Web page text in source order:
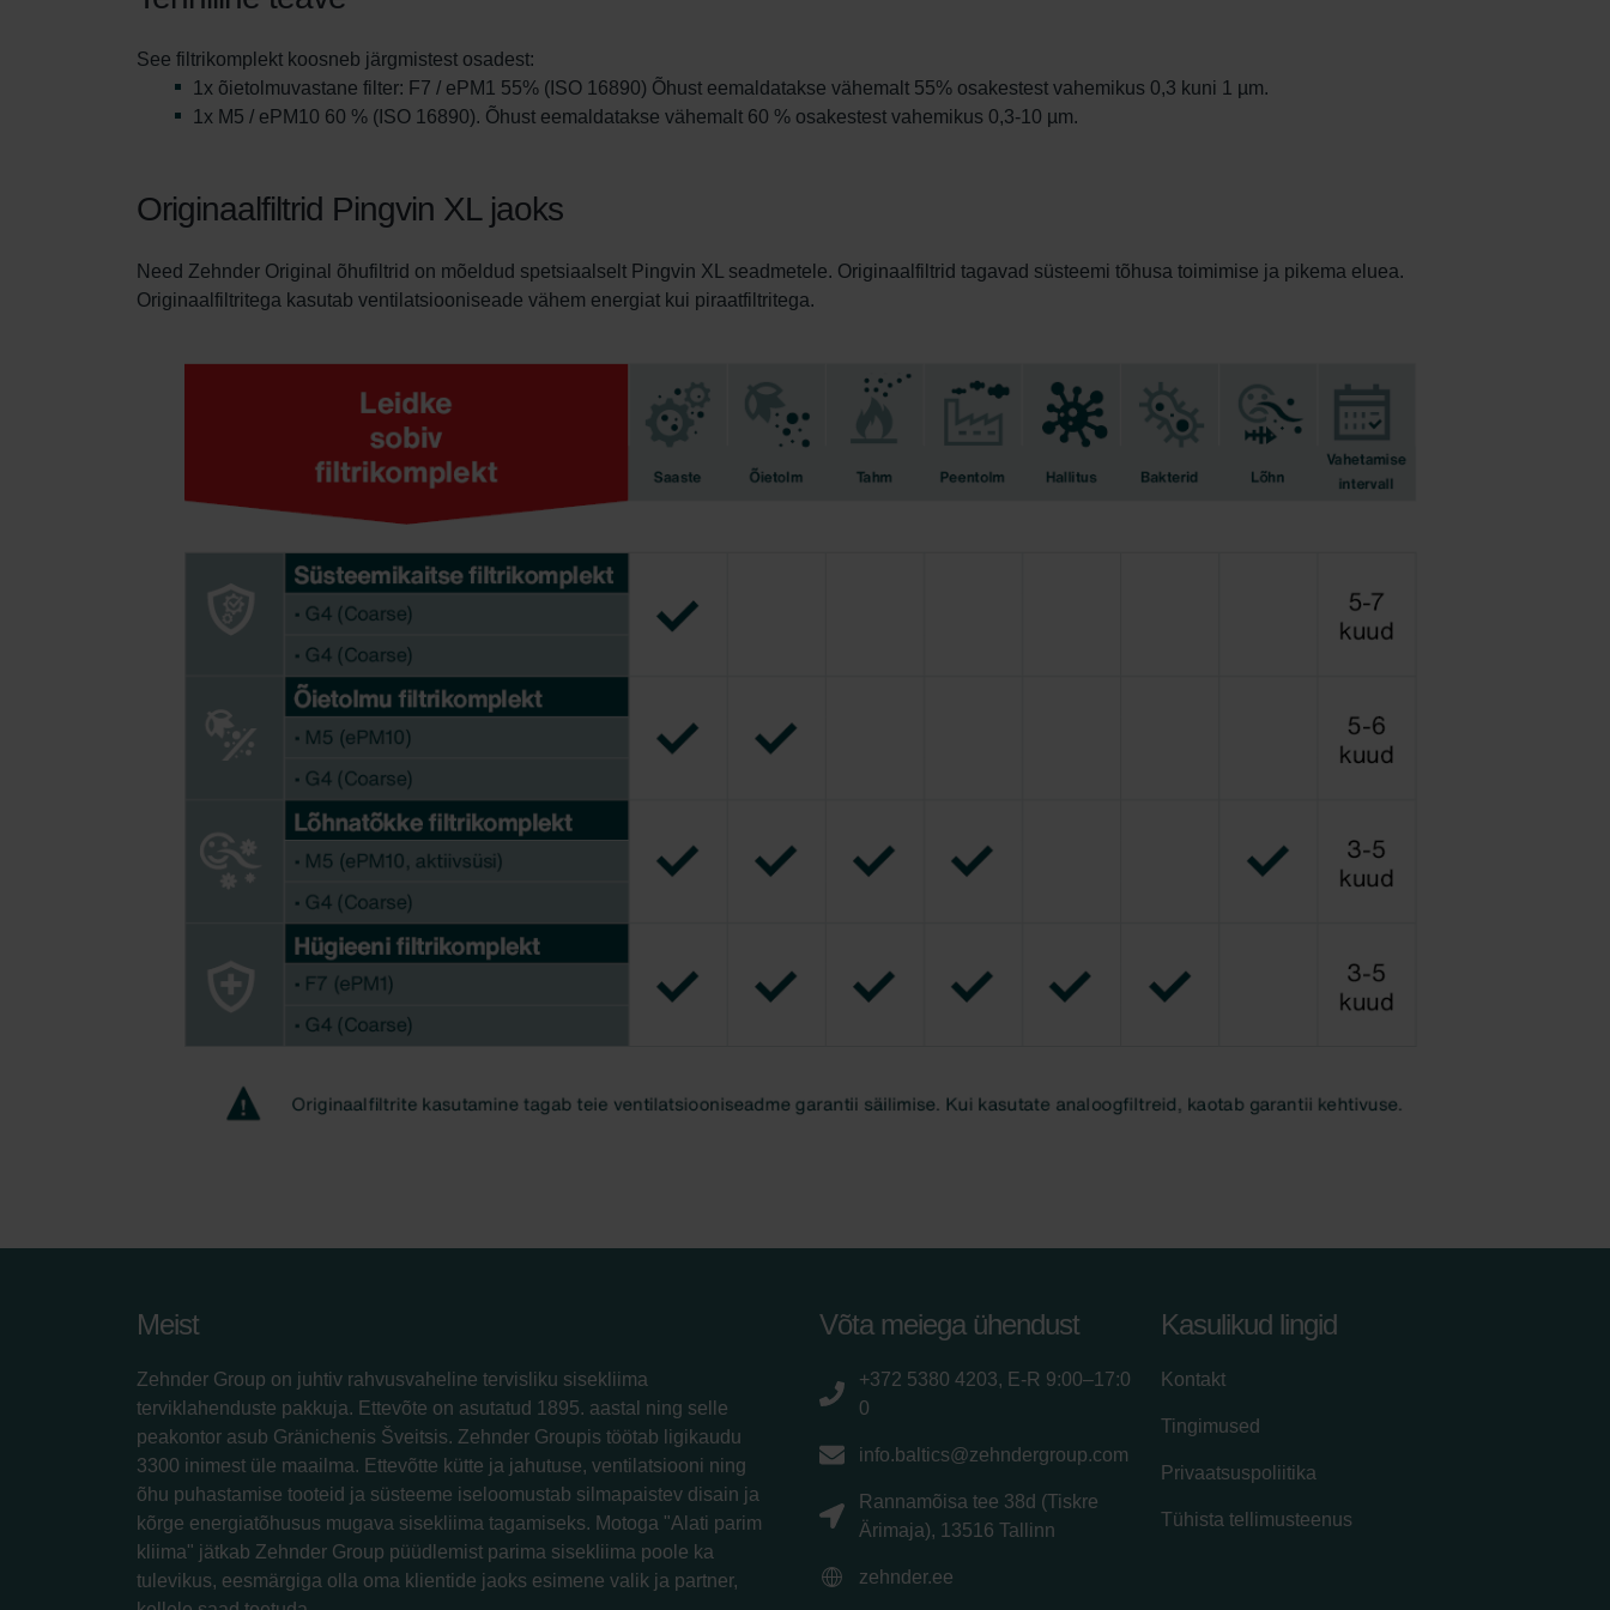
See filtrikomplekt koosneb järgmistest osadest:
1x õietolmuvastane filter: F7 / ePM1 55% (ISO 16890) Õhust eemaldatakse vähemalt 55% osakestest vahemikus 0,3 kuni 1 µm.
1x M5 / ePM10 60 % (ISO 16890). Õhust eemaldatakse vähemalt 60 % osakestest vahemikus 0,3-10 µm.
Originaalfiltrid Pingvin XL jaoks
Need Zehnder Original õhufiltrid on mõeldud spetsiaalselt Pingvin XL seadmetele. Originaalfiltrid tagavad süsteemi tõhusa toimimise ja pikema eluea.
Originaalfiltritega kasutab ventilatsiooniseade vähem energiat kui piraatfiltritega.
Meist
Zehnder Group on juhtiv rahvusvaheline tervisliku sisekliima
terviklahenduste pakkuja. Ettevõte on asutatud 1895. aastal ning selle
peakontor asub Gränichenis Šveitsis. Zehnder Groupis töötab ligikaudu
3300 inimest üle maailma. Ettevõtte kütte ja jahutuse, ventilatsiooni ning
õhu puhastamise tooteid ja süsteeme iseloomustab silmapaistev disain ja
kõrge energiatõhusus mugava sisekliima tagamiseks. Motoga "Alati parim
kliima" jätkab Zehnder Group püüdlemist parima sisekliima poole ka
tulevikus, eesmärgiga olla oma klientide jaoks esimene valik ja partner,
Võta meiega ühendust
+372 5380 4203, E-R 9:00–17:0
0
info.baltics@zehndergroup.com
Rannamõisa tee 38d (Tiskre
Ärimaja), 13516 Tallinn
zehnder.ee
Kasulikud lingid
Kontakt
Tingimused
Privaatsuspoliitika
Tühista tellimusteenus